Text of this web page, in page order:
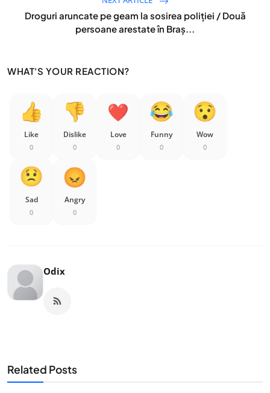
Droguri aruncate pe geam la sosirea poliției / Două
persoane arestate în Braș...
WHAT'S YOUR REACTION?
Like
0
Dislike
0
Love
0
Funny
0
Wow
0
Sad
0
Angry
0
Odix
Related Posts